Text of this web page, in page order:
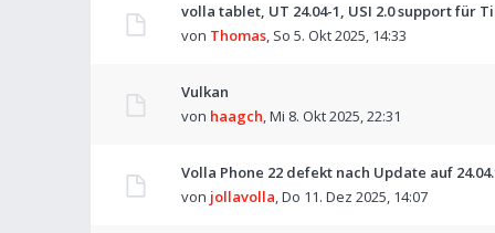
volla tablet, UT 24.04-1, USI 2.0 support für
von Thomas, So 5. Okt 2025, 14:33
Vulkan
von haagch,Mi 8. Okt 2025, 22:31
Volla Phone 22 defekt nach Update auf
von jollavolla,Do 11. Dez 2025, 14:07